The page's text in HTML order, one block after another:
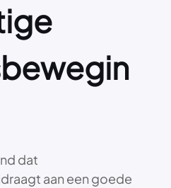
dat
aan een goede